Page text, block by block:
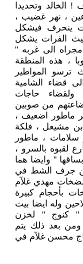
وتحديدا
، نهر غضيب ،
ينحرف فيشكل
الفرات يشكل
الى غربه "
، هذه المنطقة
ترسو المواطير
قضاء الشامية
ولقضاء حاجات
من صوبين
ماطور اضعيف ،
مشيعل ، فلكة
سلامات ، ماطور
لقبوه بالسرو ،
" وايضا هما
جرف الشط في
مهدي غلآم
بأحجام كبيرة
وله ايضا بيت
" كنوج " لخزن
بعد ذلك يتم
محسن غلآم في